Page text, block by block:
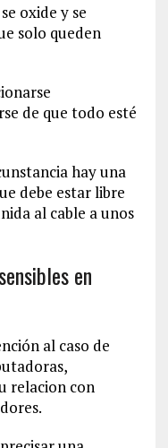
oxide y se
solo queden
de que todo esté
hay una
debe estar libre
al cable a unos
en
al caso de
relacion con